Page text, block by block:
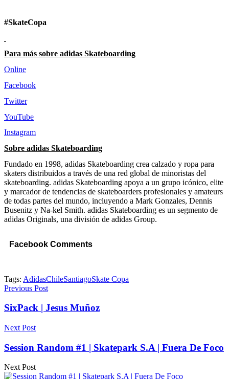
#SkateCopa
Para más sobre adidas Skateboarding
Online
Facebook
Twitter
YouTube
Instagram
Sobre adidas Skateboarding
Fundado en 1998, adidas Skateboarding crea calzado y ropa para
skaters distribuidos a través de una red global de minoristas del
skateboarding. adidas Skateboarding apoya a un grupo icónico, elite
y marcador de tendencias de skateboarders profesionales y amateurs
de todas partes del mundo, incluyendo a Mark Gonzales, Dennis
Busenitz y Na-kel Smith. adidas Skateboarding es un segmento de
adidas Originals, una división de adidas Group.
Facebook Comments
Tags: AdidasChileSantiagoSkate Copa
Previous Post
SixPack | Jesus Muñoz
Next Post
Session Random #1 | Skatepark S.A | Fuera De Foco
Next Post